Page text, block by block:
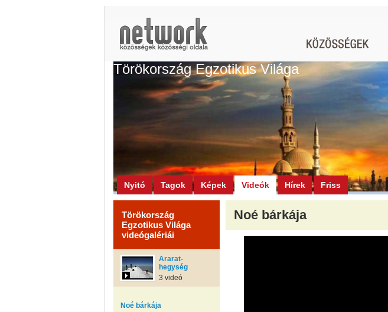
Törökország Egzotikus Világa
Nyitó Tagok Képek Videók Hírek Friss
Törökország
Egzotikus Világa
videógalériái
Ararat-
hegység
3 videó
Noé bárkája
Noé bárkája